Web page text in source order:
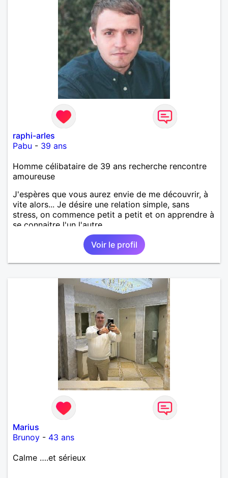
raphi-arles
Pabu - 39 ans
Homme célibataire de 39 ans recherche rencontre
amoureuse
J'espères que vous aurez envie de me découvrir, à
vite alors... Je désire une relation simple, sans
stress, on commence petit a petit et on apprendre à
se connaitre l'un l'autre.
Voir le profil
Marius
Brunoy - 43 ans
Calme ….et sérieux